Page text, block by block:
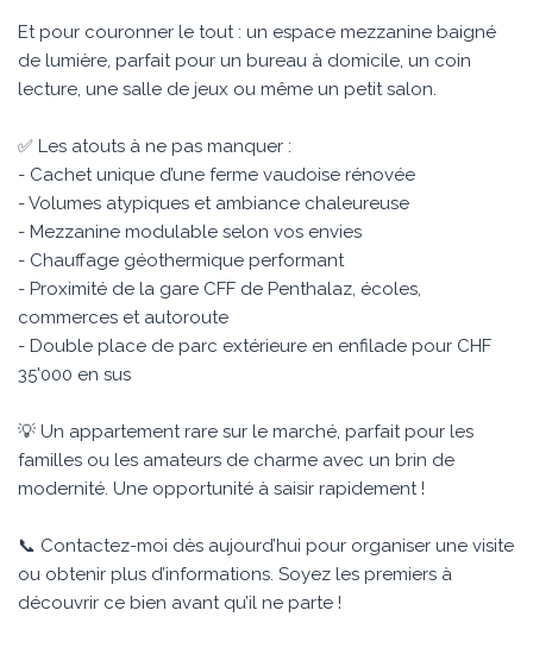
Et pour couronner le tout : un espace mezzanine baigné
de lumière, parfait pour un bureau à domicile, un coin
lecture, une salle de jeux ou même un petit salon.
✅ Les atouts à ne pas manquer :
- Cachet unique d’une ferme vaudoise rénovée
- Volumes atypiques et ambiance chaleureuse
- Mezzanine modulable selon vos envies
- Chauffage géothermique performant
- Proximité de la gare CFF de Penthalaz, écoles,
commerces et autoroute
- Double place de parc extérieure en enfilade pour CHF
35'000 en sus
💡 Un appartement rare sur le marché, parfait pour les
familles ou les amateurs de charme avec un brin de
modernité. Une opportunité à saisir rapidement !
📞 Contactez-moi dès aujourd’hui pour organiser une visite
ou obtenir plus d’informations. Soyez les premiers à
découvrir ce bien avant qu’il ne parte !